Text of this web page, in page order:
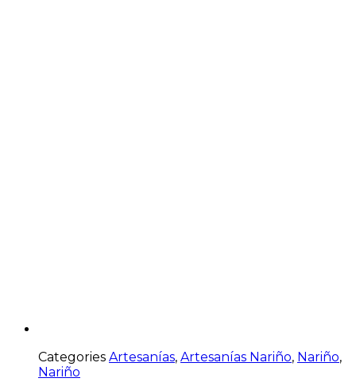
Categories Artesanías, Artesanías Nariño, Nariño,
Nariño